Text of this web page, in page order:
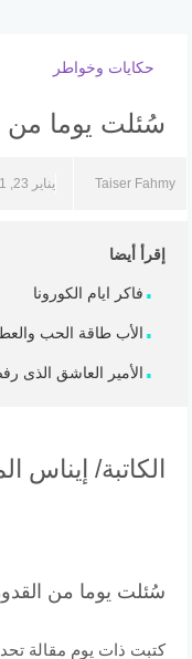
حكايات وخواطر
سُئلت يوما من
Taiser Fahmy يناير 23, 2021
إقرأ أيضا
فاكر ايام الكورونا
الأب طاقة الحب
الأمير العاشق
الكاتبة/ إيناس
سُئلت يوما من
كتبت ذات يوم مقالة